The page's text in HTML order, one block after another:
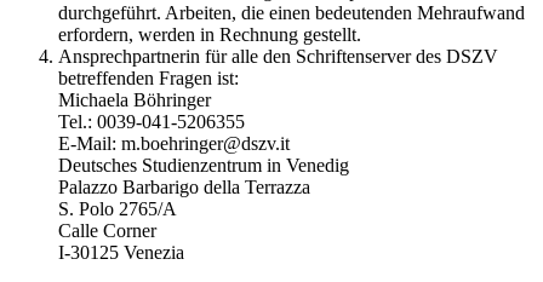
durchgeführt. Arbeiten, die einen bedeutenden Mehraufwand
erfordern, werden in Rechnung gestellt.
Ansprechpartnerin für alle den Schriftenserver des DSZV
betreffenden Fragen ist:
Michaela Böhringer
Tel.: 0039-041-5206355
E-Mail: m.boehringer@dszv.it
Deutsches Studienzentrum in Venedig
Palazzo Barbarigo della Terrazza
S. Polo 2765/A
Calle Corner
I-30125 Venezia